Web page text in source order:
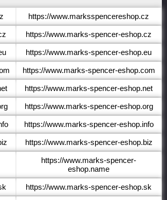
https://www.marksspencereshop.cz
https://www.marks-spencer-eshop.cz
https://www.marks-spencer-eshop.eu
https://www.marks-spencer-eshop.com
https://www.marks-spencer-eshop.net
https://www.marks-spencer-eshop.org
https://www.marks-spencer-eshop.info
https://www.marks-spencer-eshop.biz
https://www.marks-spencer-
eshop.name
https://www.marks-spencer-eshop.sk